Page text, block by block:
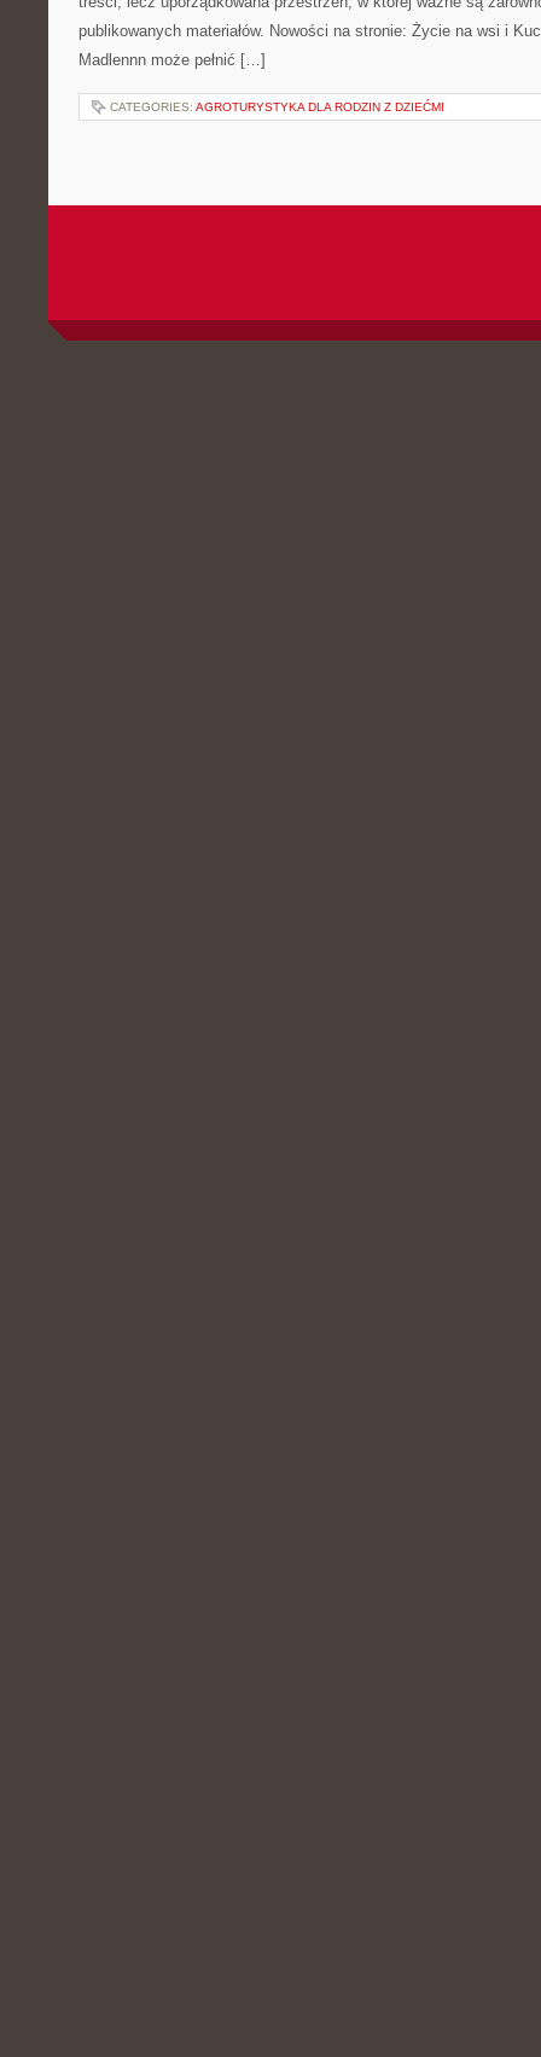
publikowanych materiałów. Nowości na stronie: Życie na wsi i
Madlennn może pełnić […]
CATEGORIES: AGROTURYSTYKA DLA RODZIN Z DZIEĆMI